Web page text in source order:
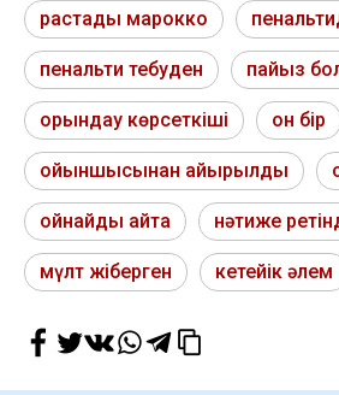
растады марокко
пенальти тебуден пайыз
орындау көрсеткіші он бір
ойыншысынан айырылды
ойнайды айта нәтиже
мүлт жіберген кетейік әлем